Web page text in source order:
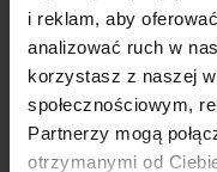
i reklam, aby
analizować ruch w
korzystasz z naszej
społecznościowym,
Partnerzy mogą
otrzymanymi od